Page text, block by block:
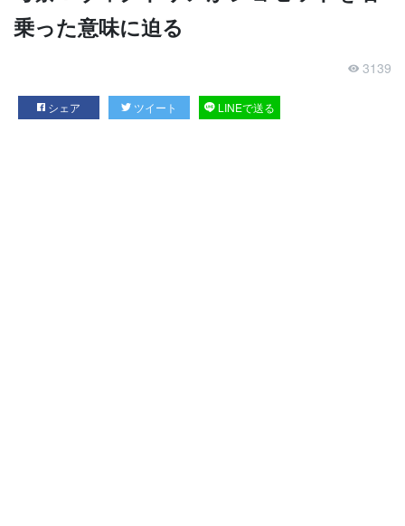
乗った意味に迫る
3139
シェア ツイート LINEで送る